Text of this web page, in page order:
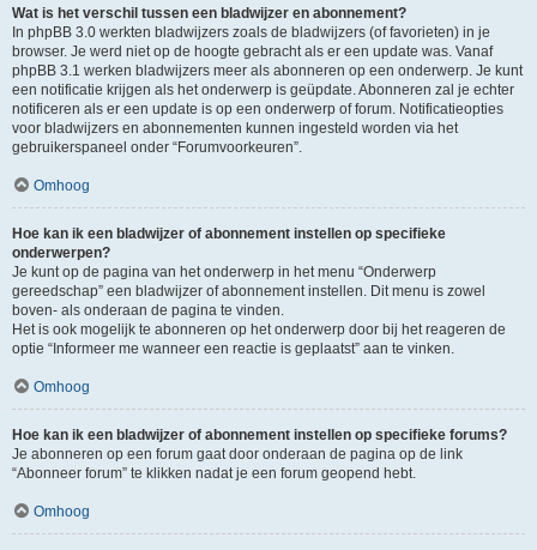
Wat is het verschil tussen een bladwijzer en abonnement?
In phpBB 3.0 werkten bladwijzers zoals de bladwijzers (of favorieten) in je
browser. Je werd niet op de hoogte gebracht als er een update was. Vanaf
phpBB 3.1 werken bladwijzers meer als abonneren op een onderwerp. Je kunt
een notificatie krijgen als het onderwerp is geüpdate. Abonneren zal je echter
notificeren als er een update is op een onderwerp of forum. Notificatieopties
voor bladwijzers en abonnementen kunnen ingesteld worden via het
gebruikerspaneel onder “Forumvoorkeuren”.
Omhoog
Hoe kan ik een bladwijzer of abonnement instellen op specifieke
onderwerpen?
Je kunt op de pagina van het onderwerp in het menu “Onderwerp
gereedschap” een bladwijzer of abonnement instellen. Dit menu is zowel
boven- als onderaan de pagina te vinden.
Het is ook mogelijk te abonneren op het onderwerp door bij het reageren de
optie “Informeer me wanneer een reactie is geplaatst” aan te vinken.
Omhoog
Hoe kan ik een bladwijzer of abonnement instellen op specifieke forums?
Je abonneren op een forum gaat door onderaan de pagina op de link
“Abonneer forum” te klikken nadat je een forum geopend hebt.
Omhoog